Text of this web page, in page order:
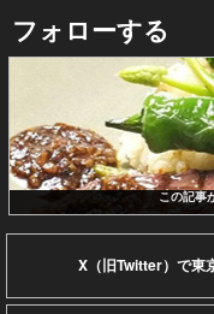
フォローする
この記事
X（旧Twitter）で東